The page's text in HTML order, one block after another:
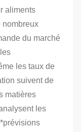
aliments
nombreux
du marché
les taux de
suivent de
matières
les